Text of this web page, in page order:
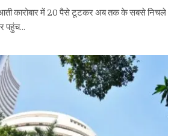
कारोबार में 20 पैसे टूटकर अब तक के सबसे निचले
पहुंच…